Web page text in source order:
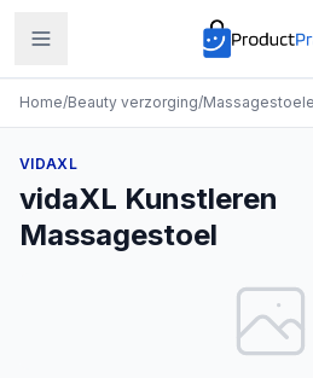
Home/Beauty verzorging/
VIDAXL
vidaXL Kunstleren
Massagestoel